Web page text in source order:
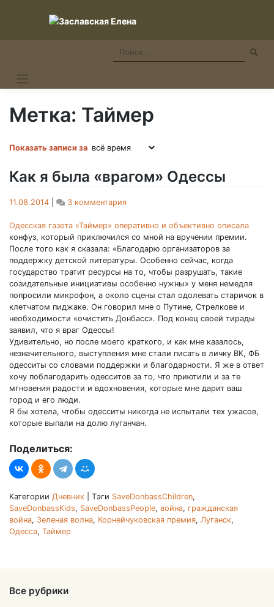
Метка: Таймер
Показать записи за
Как я была «врагом» Одессы
11.08.2014 3 комментарияк
Как
я
была
«врагом»
Одессы
Одесская газета «Таймер» оперативно и объективно описала
конфуз, который приключился со мной на вручении премии.
После того как я сказала: «Благодарю организаторов за
поддержку детской литературы. Особенно сейчас, когда
государство тратит ресурсы на то, чтобы разрушать, такие
созидательные инициативы особенно нужны» у меня немедля
попросили микрофон, а около сцены стал одолевать старичок в
клетчатом пиджаке. Он говорил мне о Путине, Стрелкове и
необходимости «очистить Донбасс». Под конец своей тирады
заявил, что я враг Одессы!
Удивительно, но после моего краткого, и как мне казалось,
незначительного, выступления мне стали писать в личку ВК, ФБ
одесситы со словами поддержки и благодарности. Я же в ответ
хочу поблагодарить одесситов за то, что приютили и за те
мгновения радости и вдохновения, которые мне дарит ваш
город и его люди.
Я бы хотела, чтобы одесситы никогда не испытали тех ужасов,
которые выпали на долю луганчан.
Поделиться:
Категории Дневник Тэги SaveDonbassChildren,
SaveDonbassKids, SaveDonbassPeople, война, гражданская
война, Зеленая волна, Корнейчуковская премия, Луганск,
Одесса, Таймер
Все рубрики